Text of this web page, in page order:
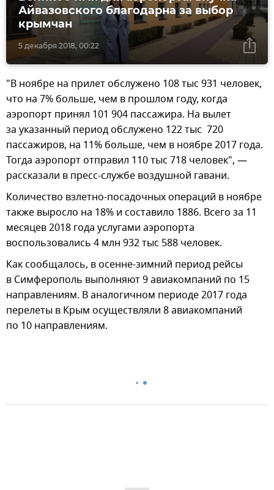
5 декабря 2018, 00:22
Айвазовского благодарна за выбор
крымчан
"В ноябре на прилет обслужено 108 тыс 931 человек,
что на 7% больше, чем в прошлом году, когда
аэропорт принял 101 904 пассажира. На вылет
за указанный период обслужено 122 тыс 720
пассажиров, на 11% больше, чем в ноябре 2017 года.
Тогда аэропорт отправил 110 тыс 718 человек", —
рассказали в пресс-службе воздушной гавани.
Количество взлетно-посадочных операций в ноябре
также выросло на 18% и составило 1886. Всего за 11
месяцев 2018 года услугами аэропорта
воспользовались 4 млн 932 тыс 588 человек.
Как сообщалось, в осенне-зимний период рейсы
в Симферополь выполняют 9 авиакомпаний по 15
направлениям. В аналогичном периоде 2017 года
перелеты в Крым осуществляли 8 авиакомпаний
по 10 направлениям.